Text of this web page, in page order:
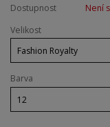
Dostupnost
Není
Velikost
Barva